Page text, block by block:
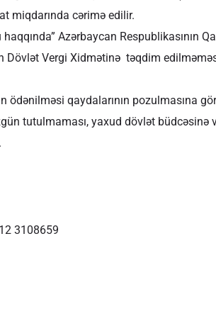
miqdarında cərimə edilir.
Azərbaycan Respublikasının
Vergi Xidmətinə təqdim
qaydalarının pozulmasına
tutulmaması, yaxud dövlət büdcəsinə
3108659